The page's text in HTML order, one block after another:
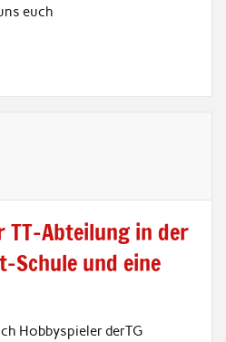
euch
TT-Abteilung in der
Schule und eine
Hobbyspieler derTG